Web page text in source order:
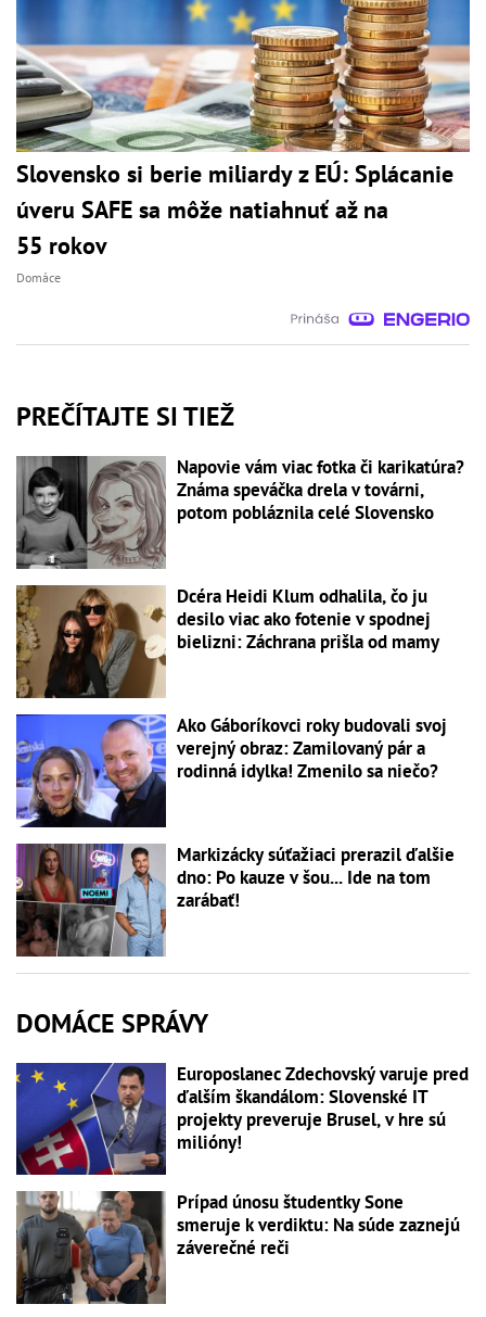
Slovensko si berie miliardy z EÚ: Splácanie
úveru SAFE sa môže natiahnuť až na
55 rokov
Domáce
PREČÍTAJTE SI TIEŽ
Napovie vám viac fotka či karikatúra?
Známa speváčka drela v továrni,
potom pobláznila celé Slovensko
Dcéra Heidi Klum odhalila, čo ju
desilo viac ako fotenie v spodnej
bielizni: Záchrana prišla od mamy
Ako Gáboríkovci roky budovali svoj
verejný obraz: Zamilovaný pár a
rodinná idylka! Zmenilo sa niečo?
Markizácky súťažiaci prerazil ďalšie
dno: Po kauze v šou... Ide na tom
zarábať!
DOMÁCE SPRÁVY
Europoslanec Zdechovský varuje pred
ďalším škandálom: Slovenské IT
projekty preveruje Brusel, v hre sú
milióny!
Prípad únosu študentky Sone
smeruje k verdiktu: Na súde zaznejú
záverečné reči